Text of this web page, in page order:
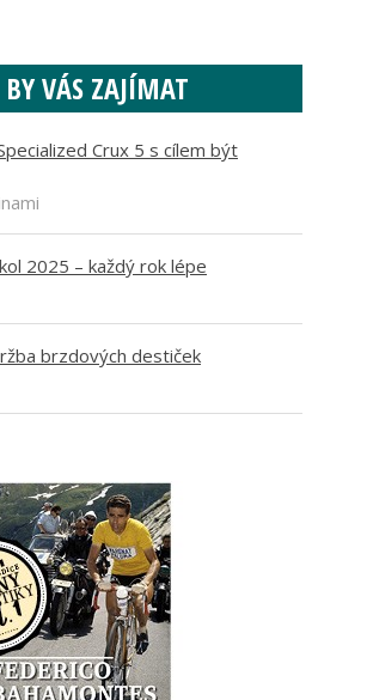
VÁS ZAJÍMAT
Crux 5 s cílem být
2025 – každý rok lépe
brzdových destiček